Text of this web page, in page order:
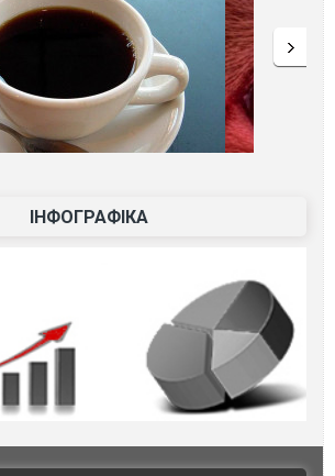
ІНФОГРАФІКА